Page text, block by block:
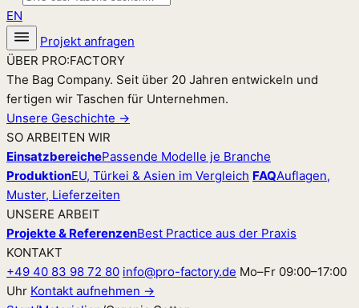
EN
Projekt anfragen
ÜBER PRO:FACTORY
The Bag Company. Seit über 20 Jahren entwickeln und
fertigen wir Taschen für Unternehmen.
Unsere Geschichte →
SO ARBEITEN WIR
EinsatzbereichePassende Modelle je Branche
ProduktionEU, Türkei & Asien im Vergleich FAQAuflagen,
Muster, Lieferzeiten
UNSERE ARBEIT
Projekte & ReferenzenBest Practice aus der Praxis
KONTAKT
+49 40 83 98 72 80 info@pro-factory.de Mo–Fr 09:00–17:00
Uhr Kontakt aufnehmen →